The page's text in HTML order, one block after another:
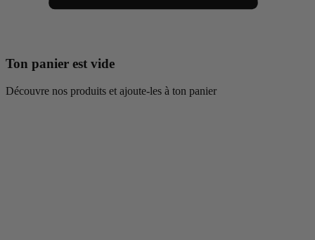
Ton panier est vide
Découvre nos produits et ajoute-les à ton panier